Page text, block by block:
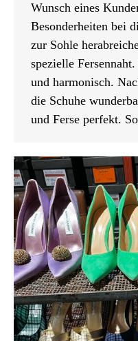
Wunsch eines
Besonderheiten bei
zur Sohle
spezielle
und harmonisch.
die Schuhe
und Ferse perfekt.